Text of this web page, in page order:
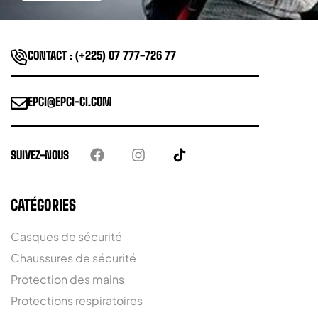
CONTACT : (+225) 07 777-726 77
EPCI@EPCI-CI.COM
SUIVEZ-NOUS
CATÉGORIES
Casques de sécurité
Chaussures de sécurité
Protection des mains
Protections respiratoires